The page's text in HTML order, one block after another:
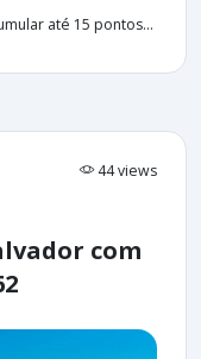
até 15 pontos...
44 views
com